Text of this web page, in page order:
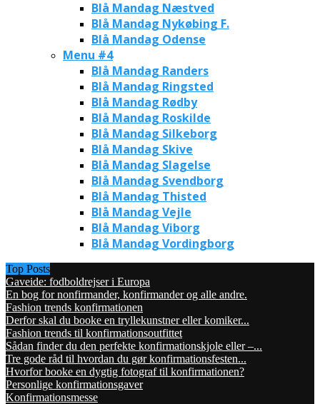
Blå Mandag Næstved
Blå Mandag Nykøbing F.
Blå Mandag Odense
Menu #4
Blå Mandag Randers
Blå Mandag Ringsted
Blå Mandag Rødby
Blå Mandag Roskilde
Blå Mandag Silkeborg
Blå Mandag Skive
Blå Mandag Slagelse
Blå Mandag Svendborg
Blå Mandag Thisted
Blå Mandag Vejle
Blå Mandag Viborg
Blå Mandag Vordingborg
Top Posts
Gaveide: fodboldrejser i Europa
En bog for nonfirmander, konfirmander og alle andre.
Fashion trends konfirmationen
Derfor skal du booke en tryllekunstner eller komiker...
Fashion trends til konfirmationsoutfittet
Sådan finder du den perfekte konfirmationskjole eller –...
Tre gode råd til hvordan du gør konfirmationsfesten...
Hvorfor booke en dygtig fotograf til konfirmationen?
Personlige konfirmationsgaver
Konfirmationsmesse